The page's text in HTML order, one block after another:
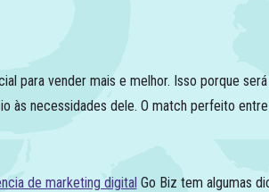
para vender mais e melhor. Isso porque
às necessidades dele. O match perfeito
de marketing digital Go Biz tem algumas